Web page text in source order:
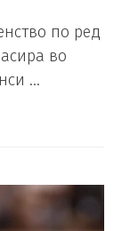
по ред
во
…